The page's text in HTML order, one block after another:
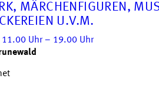
MÄRCHENFIGUREN,
U.V.M.
11.00 Uhr– 19.00 Uhr